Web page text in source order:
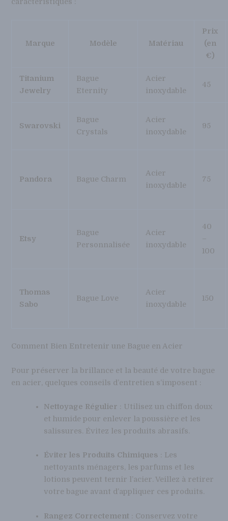
Marque Modèle Matériau
Prix
(en
€)
Titanium
Jewelry
Bague
Eternity
Acier
inoxydable
45
Swarovski
Bague
Crystals
Acier
inoxydable
95
Pandora Bague Charm
Acier
inoxydable
75
Etsy
Bague
Personnalisée
Acier
inoxydable
40
–
100
Thomas
Sabo
Bague Love
Acier
inoxydable
150
Comment Bien Entretenir une Bague en Acier
Pour préserver la brillance et la beauté de votre bague
en acier, quelques conseils d’entretien s’imposent :
Nettoyage Régulier : Utilisez un chiffon doux
et humide pour enlever la poussière et les
salissures. Évitez les produits abrasifs.
Éviter les Produits Chimiques : Les
nettoyants ménagers, les parfums et les
lotions peuvent ternir l’acier. Veillez à retirer
votre bague avant d’appliquer ces produits.
Rangez Correctement : Conservez votre